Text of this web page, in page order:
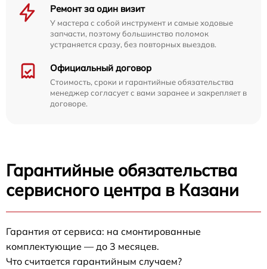
Ремонт за один визит
У мастера с собой инструмент и самые ходовые
запчасти, поэтому большинство поломок
устраняется сразу, без повторных выездов.
Официальный договор
Стоимость, сроки и гарантийные обязательства
менеджер согласует с вами заранее и закрепляет в
договоре.
Гарантийные обязательства
сервисного центра в Казани
Гарантия от сервиса: на смонтированные
комплектующие — до 3 месяцев.
Что считается гарантийным случаем?